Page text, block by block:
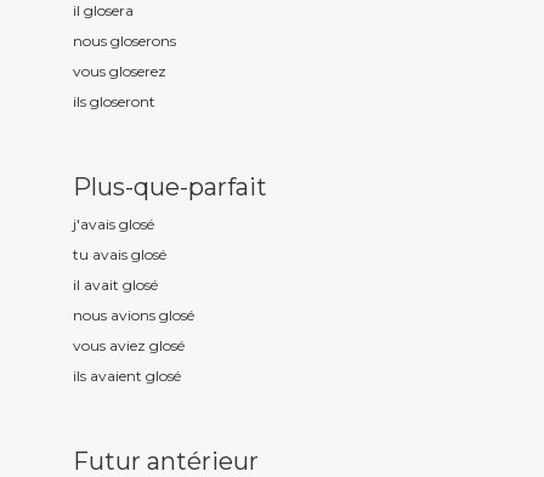
il glosera
nous gloserons
vous gloserez
ils gloseront
Plus-que-parfait
j'avais glosé
tu avais glosé
il avait glosé
nous avions glosé
vous aviez glosé
ils avaient glosé
Futur antérieur